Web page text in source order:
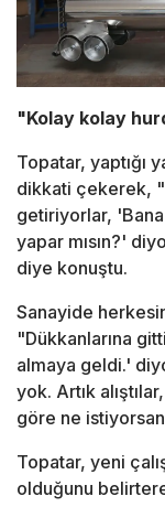
"Kolay kolay
Topatar, yaptığı
dikkati çekerek,
getiriyorlar, 'Bana
yapar mısın?'
diye konuştu.
Sanayide
"Dükkanlarına
almaya geldi.'
yok. Artık
göre ne
Topatar, yeni
olduğunu